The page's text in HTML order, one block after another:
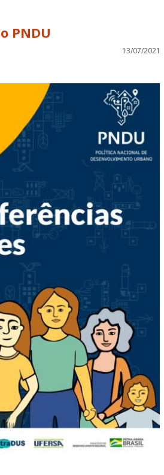
PNDU
13/07/2021